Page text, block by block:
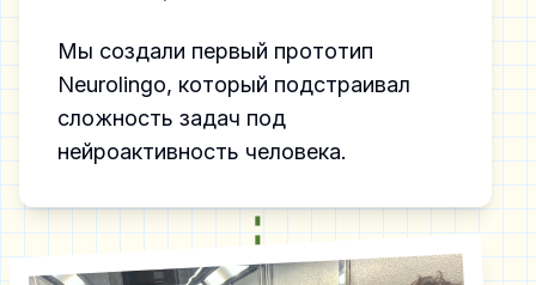
Мы создали первый прототип
Neurolingo, который подстраивал
сложность задач под
нейроактивность человека.